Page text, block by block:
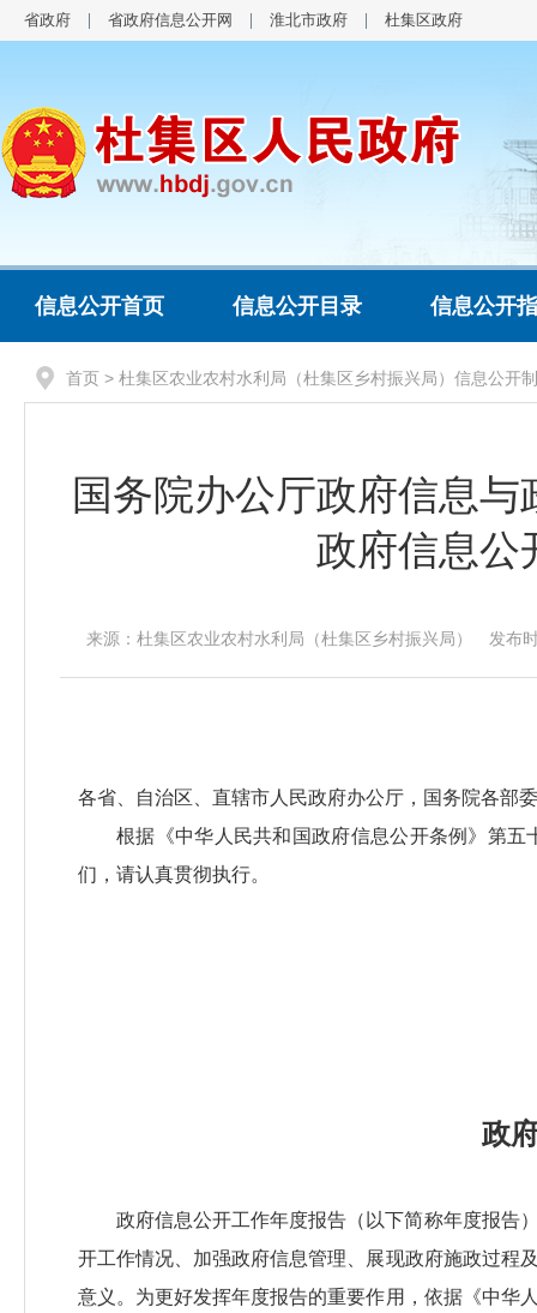
省政府 省政府信息公开网 淮北市政府 杜集区政府
信息公开首页 信息公开目录 信息公开
首页 > 杜集区农业农村水利局（杜集区乡村振兴局）信息公开
国务院办公厅政府信息
政府信息公
来源：杜集区农业农村水利局（杜集区乡村振兴局） 发
各省、自治区、直辖市人民政府办公厅，国务院各部
根据《中华人民共和国政府信息公开条例》第
们，请认真贯彻执行。
政
政府信息公开工作年度报告（以下简称年度报告
开工作情况、加强政府信息管理、展现政府施政过程
意义。为更好发挥年度报告的重要作用，依据《中华